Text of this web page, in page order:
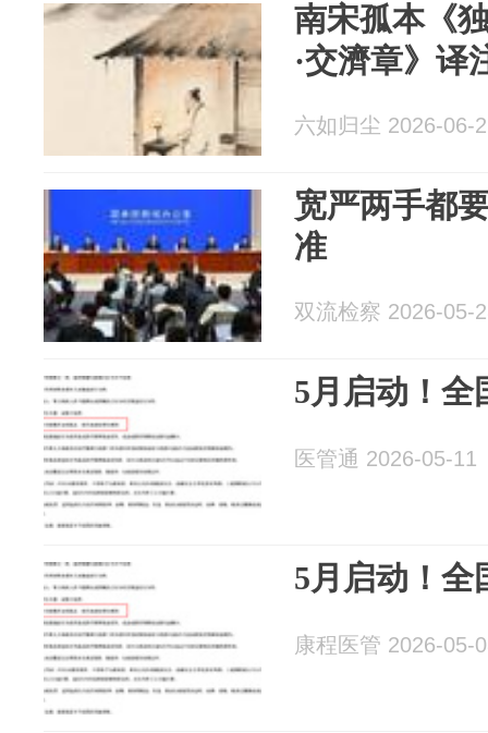
南宋孤本《
·‍交濟章》译
六如归尘 2026-06-
宽严两手都
准
双流检察 2026-05-
5月启动！全
医管通 2026-05-11
5月启动！全
康程医管 2026-05-